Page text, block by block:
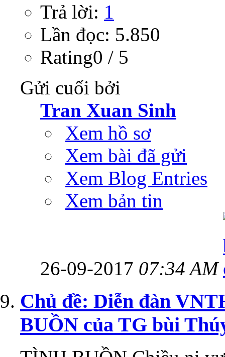
Trả lời: 1
Lần đọc: 5.850
Rating0 / 5
Gửi cuối bởi
Tran Xuan Sinh
Xem hồ sơ
Xem bài đã gửi
Xem Blog Entries
Xem bản tin
26-09-2017 07:34 AM
Chủ đề: Diễn đàn
BUỒN của TG bùi